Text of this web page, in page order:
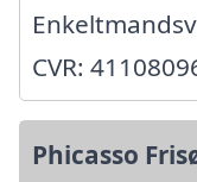
CVR:
Phicasso